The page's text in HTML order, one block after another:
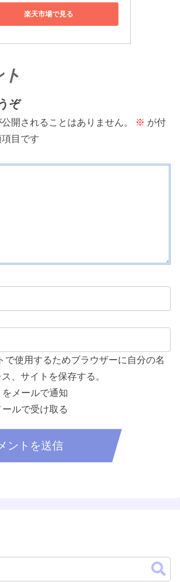
楽天市場で見る
ぞ
開されることはありません。 ※ が付
目です
で使用するためブラウザーに自分の名
、サイトを保存する。
メールで通知
ルで受け取る